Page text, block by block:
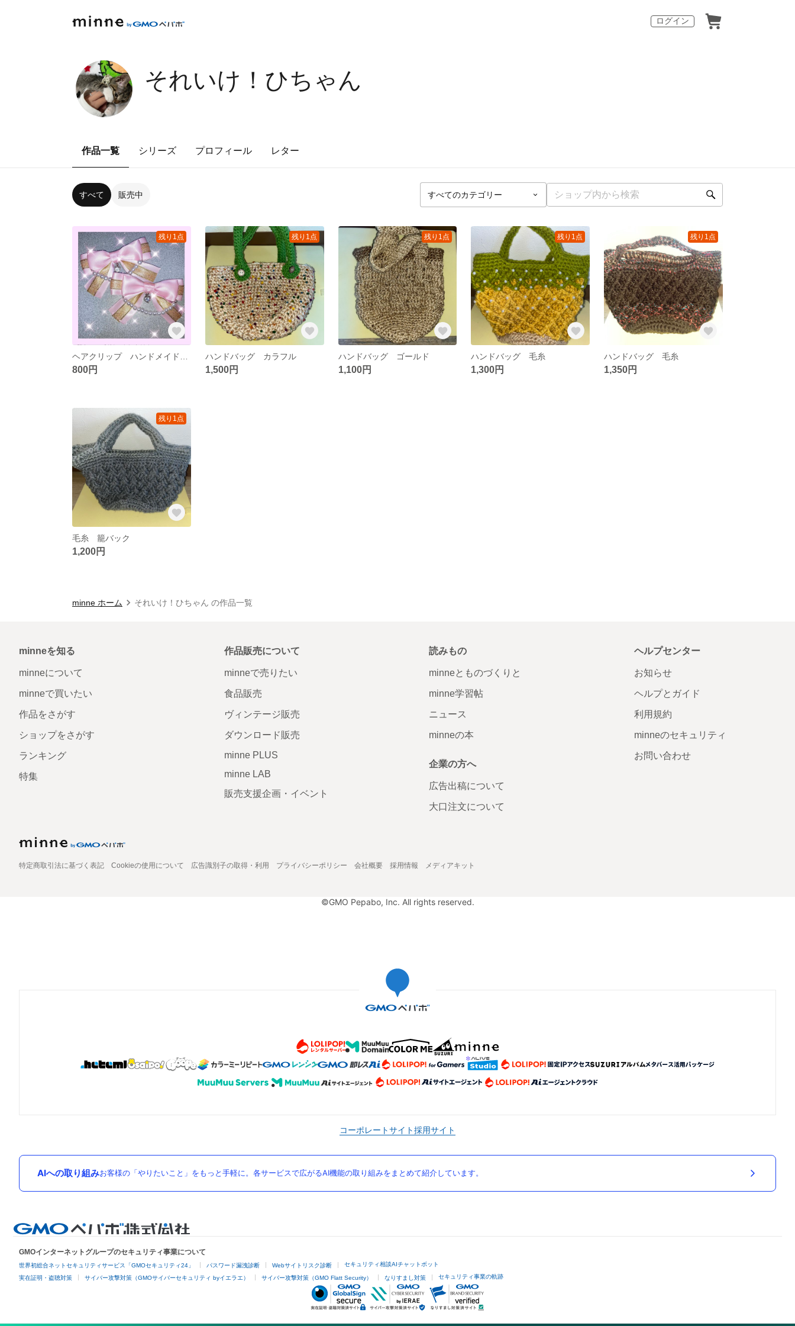
ログイン
それいけ！ひちゃん
作品一覧 シリーズ プロフィール レター
すべて 販売中
残り1点
800円
残り1点
ハンドバッグ カラフル
1,500円
残り1点
ハンドバッグ ゴールド
1,100円
残り1点
ハンドバッグ 毛糸
1,300円
残り1点
ハンドバッグ 毛糸
1,350円
残り1点
毛糸 籠バック
1,200円
minne ホーム それいけ！ひちゃん の作品一覧
minneを知る
minneについて
minneで買いたい
作品をさがす
ショップをさがす
ランキング
特集
作品販売について
minneで売りたい
食品販売
ヴィンテージ販売
ダウンロード販売
minne PLUS
minne LAB
販売支援企画・イベント
読みもの
minneとものづくりと
minne学習帖
ニュース
minneの本
企業の方へ
広告出稿について
大口注文について
ヘルプセンター
お知らせ
ヘルプとガイド
利用規約
minneのセキュリティ
お問い合わせ
特定商取引法に基づく表記 Cookieの使用について 広告識別子の取得・利用 プライバシーポリシー 会社概要 採用情報 メディアキット
©GMO Pepabo, Inc. All rights reserved.
コーポレートサイト採用サイト
AIへの取り組みお客様の「やりたいこと」をもっと手軽に。各サービスで広がるAI機能の取り組みをまとめて紹介しています。
GMOインターネットグループのセキュリティ事業について
世界初総合ネットセキュリティサービス「GMOセキュリティ24」 パスワード漏洩診断 Webサイトリスク診断 セキュリティ相談AIチャットボット
実在証明・盗聴対策 サイバー攻撃対策（GMOサイバーセキュリティ byイエラエ） サイバー攻撃対策（GMO Flatt Security） なりすまし対策 セキュリティ事業の軌跡